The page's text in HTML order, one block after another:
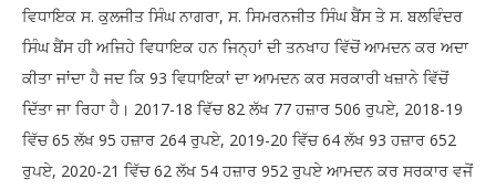
ਵਿਧਾਇਕ ਸ. ਕੁਲਜੀਤ ਸਿੰਘ ਨਾਗਰਾ, ਸ. ਸਿਮਰਨਜੀਤ ਸਿੰਘ ਬੈਂਸ ਤੇ ਸ. ਬਲਵਿੰਦਰ
ਸਿੰਘ ਬੈਂਸ ਹੀ ਅਜਿਹੇ ਵਿਧਾਇਕ ਹਨ ਜਿਨ੍ਹਾਂ ਦੀ ਤਨਖਾਹ ਵਿੱਚੋਂ ਆਮਦਨ ਕਰ ਅਦਾ
ਕੀਤਾ ਜਾਂਦਾ ਹੈ ਜਦ ਕਿ 93 ਵਿਧਾਇਕਾਂ ਦਾ ਆਮਦਨ ਕਰ ਸਰਕਾਰੀ ਖਜ਼ਾਨੇ ਵਿੱਚੋਂ
ਦਿੱਤਾ ਜਾ ਰਿਹਾ ਹੈ। 2017-18 ਵਿੱਚ 82 ਲੱਖ 77 ਹਜ਼ਾਰ 506 ਰੁਪਏ, 2018-19
ਵਿੱਚ 65 ਲੱਖ 95 ਹਜ਼ਾਰ 264 ਰੁਪਏ, 2019-20 ਵਿੱਚ 64 ਲੱਖ 93 ਹਜ਼ਾਰ 652
ਰੁਪਏ, 2020-21 ਵਿੱਚ 62 ਲੱਖ 54 ਹਜ਼ਾਰ 952 ਰੁਪਏ ਆਮਦਨ ਕਰ ਸਰਕਾਰ ਵਜੋਂ